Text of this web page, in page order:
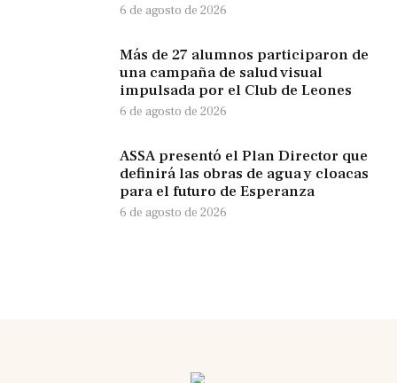
6 de agosto de 2026
Más de 27 alumnos participaron de
una campaña de salud visual
impulsada por el Club de Leones
6 de agosto de 2026
ASSA presentó el Plan Director que
definirá las obras de agua y cloacas
para el futuro de Esperanza
6 de agosto de 2026